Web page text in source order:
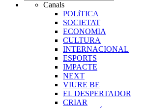
Canals
POLíTICA
SOCIETAT
ECONOMIA
CULTURA
INTERNACIONAL
ESPORTS
IMPACTE
NEXT
VIURE BE
EL DESPERTADOR
CRIAR